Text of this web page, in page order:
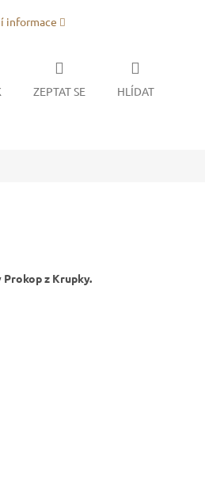
informace
ZEPTAT SE HLÍDAT
z Krupky.